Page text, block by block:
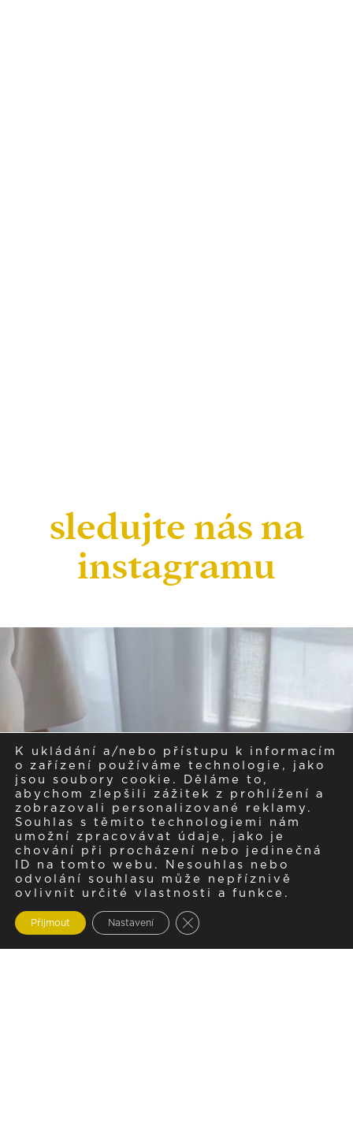
sledujte nás na
instagramu
K ukládání a/nebo přístupu k informacím
o zařízení používáme technologie, jako
jsou soubory cookie. Děláme to,
abychom zlepšili zážitek z prohlížení a
zobrazovali personalizované reklamy.
Souhlas s těmito technologiemi nám
umožní zpracovávat údaje, jako je
chování při procházení nebo jedinečná
ID na tomto webu. Nesouhlas nebo
odvolání souhlasu může nepříznivě
ovlivnit určité vlastnosti a funkce.
Přijmout Nastavení Zavřít cookie lištu GDPR